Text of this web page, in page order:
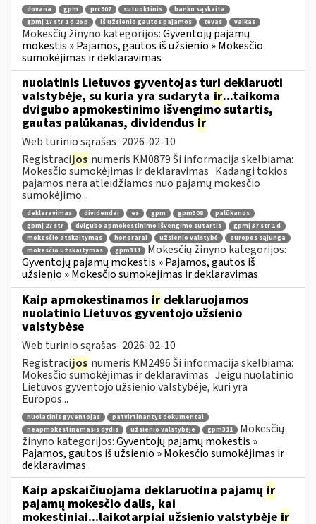
dovana gpm prc907 sutuoktinis
banko sąskaita
gpmį 17 str 1 d 26 p
iš užsienio gautos pajamos tėvas vaikas
Mokesčių žinyno kategorijos:Gyventojų pajamų
mokestis » Pajamos, gautos iš užsienio » Mokesčio
sumokėjimas ir deklaravimas
nuolatinis Lietuvos gyventojas turi deklaruoti
valstybėje, su kuria yra sudaryta ir...taikoma
dvigubo apmokestinimo išvengimo sutartis,
gautas palūkanas, dividendus ir
Web turinio sąrašas 2026-02-10
Registracijos numeris KM0879 Ši informacija skelbiama:
Mokesčio sumokėjimas ir deklaravimas Kadangi tokios
pajamos nėra atleidžiamos nuo pajamų mokesčio
sumokėjimo...
deklaravimas dividendai es gpm gpm308
palūkanos
gpmį 27 str
dvigubo apmokestinimo išvengimo sutartis
gpmį 37 str 1 d
mokesčio atskaitymas
honorarai užsienio valstybė
europos sąjunga
mokesčio užskaitymas
gpm311
Mokesčių žinyno kategorijos:
Gyventojų pajamų mokestis » Pajamos, gautos iš
užsienio » Mokesčio sumokėjimas ir deklaravimas
Kaip apmokestinamos ir deklaruojamos
nuolatinio Lietuvos gyventojo užsienio
valstybėse
Web turinio sąrašas 2026-02-10
Registracijos numeris KM2496 Ši informacija skelbiama:
Mokesčio sumokėjimas ir deklaravimas Jeigu nuolatinio
Lietuvos gyventojo užsienio valstybėje, kuri yra
Europos...
nuolatinis gyventojas
patvirtinantys dokumentai
neapmokestinamasis dydis
užsienio valstybėje gpm311
Mokesčių
žinyno kategorijos:Gyventojų pajamų mokestis »
Pajamos, gautos iš užsienio » Mokesčio sumokėjimas ir
deklaravimas
Kaip apskaičiuojama deklaruotina pajamų ir
pajamų mokesčio dalis, kai
mokestiniai...laikotarpiai užsienio valstybėje ir